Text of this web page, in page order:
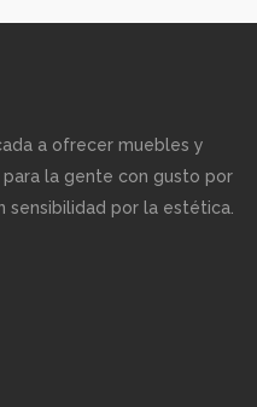
a ofrecer muebles y
la gente con gusto por
sensibilidad por la estética.